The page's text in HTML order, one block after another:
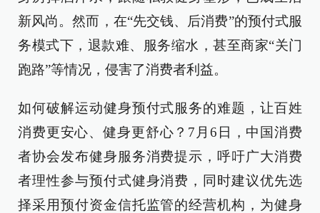
新风尚。然而，在“先交钱、后消费”的预付式服
务模式下，退款难、服务缩水，甚至商家“关门
跑路”等情况，侵害了消费者利益。
如何破解运动健身预付式服务的难题，让百姓
消费更安心、健身更舒心？7月6日，中国消费
者协会发布健身服务消费提示，呼吁广大消费
者理性参与预付式健身消费，同时建议优先选
择采用预付资金信托监管的经营机构，为健身